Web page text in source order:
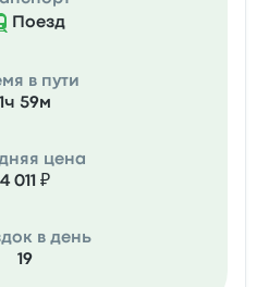
Поезд
в пути
1ч 59м
цена
4 011 ₽
в день
19